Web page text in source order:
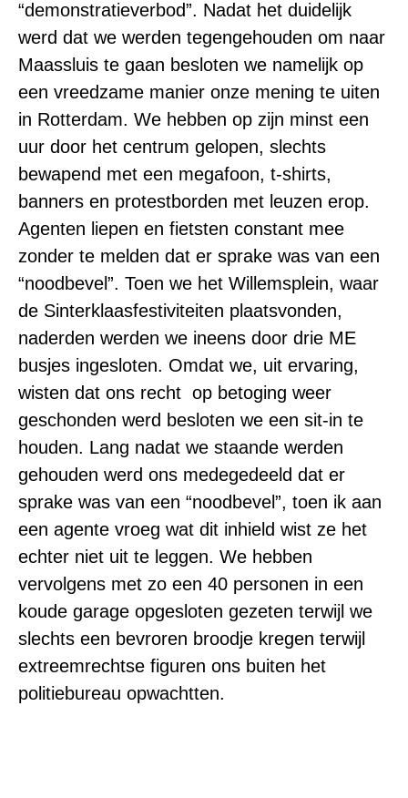
“demonstratieverbod”. Nadat het duidelijk
werd dat we werden tegengehouden om naar
Maassluis te gaan besloten we namelijk op
een vreedzame manier onze mening te uiten
in Rotterdam. We hebben op zijn minst een
uur door het centrum gelopen, slechts
bewapend met een megafoon, t-shirts,
banners en protestborden met leuzen erop.
Agenten liepen en fietsten constant mee
zonder te melden dat er sprake was van een
“noodbevel”. Toen we het Willemsplein, waar
de Sinterklaasfestiviteiten plaatsvonden,
naderden werden we ineens door drie ME
busjes ingesloten. Omdat we, uit ervaring,
wisten dat ons recht op betoging weer
geschonden werd besloten we een sit-in te
houden. Lang nadat we staande werden
gehouden werd ons medegedeeld dat er
sprake was van een “noodbevel”, toen ik aan
een agente vroeg wat dit inhield wist ze het
echter niet uit te leggen. We hebben
vervolgens met zo een 40 personen in een
koude garage opgesloten gezeten terwijl we
slechts een bevroren broodje kregen terwijl
extreemrechtse figuren ons buiten het
politiebureau opwachtten.